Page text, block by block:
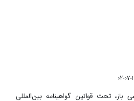
باز، تحت قوانین گواهینامه بین‌المللی